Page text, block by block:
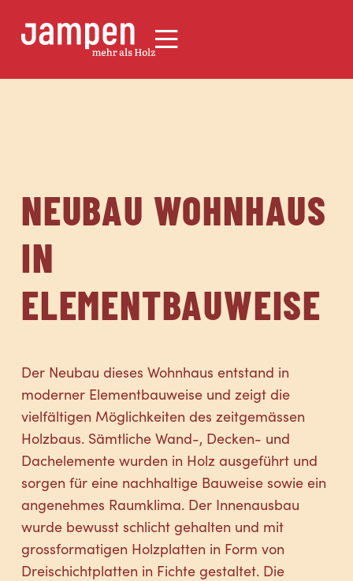
NEUBAU WOHNHAUS
IN
ELEMENTBAUWEISE
Der Neubau dieses Wohnhaus entstand in
moderner Elementbauweise und zeigt die
vielfältigen Möglichkeiten des zeitgemässen
Holzbaus. Sämtliche Wand-, Decken- und
Dachelemente wurden in Holz ausgeführt und
sorgen für eine nachhaltige Bauweise sowie ein
angenehmes Raumklima. Der Innenausbau
wurde bewusst schlicht gehalten und mit
grossformatigen Holzplatten in Form von
Dreischichtplatten in Fichte gestaltet. Die